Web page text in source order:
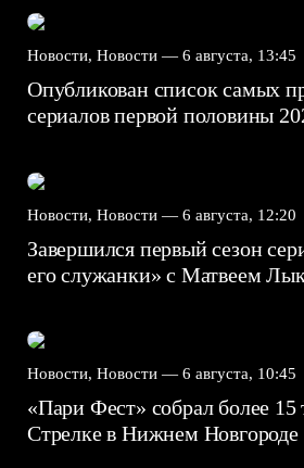
Новости, Новости — 6 августа, 13:45
Опубликован список самых
сериалов первой половины
Новости, Новости — 6 августа, 12:20
Завершился первый сезон
его служанки» с Матвеем
Новости, Новости — 6 августа, 10:45
«Пари Фест» собрал более 15
Стрелке в Нижнем Новгороде